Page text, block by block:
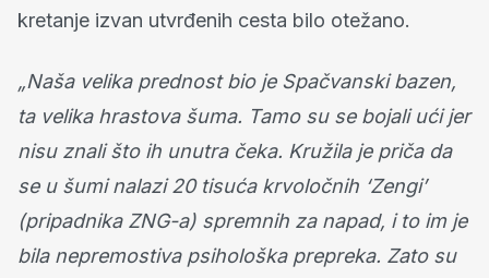
kretanje izvan utvrđenih cesta bilo otežano.
„Naša velika prednost bio je Spačvanski bazen,
ta velika hrastova šuma. Tamo su se bojali ući jer
nisu znali što ih unutra čeka. Kružila je priča da
se u šumi nalazi 20 tisuća krvoločnih ‘Zengi’
(pripadnika ZNG-a) spremnih za napad, i to im je
bila nepremostiva psihološka prepreka. Zato su